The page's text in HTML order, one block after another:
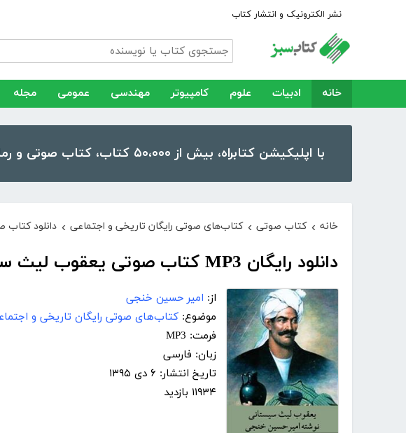
نشر الکترونیک و انتشار کتاب
خانه ادبیات علوم کامپیوتر مهندسی عمومی مجله
با اپلیکیشن کتابراه، بیش از ۵۰،۰۰۰ کتاب، کتاب صوتی و رمان را در موبایل و تبلت خود داشته باشید!
خانه › کتاب صوتی › کتاب‌های صوتی رایگان تاریخی و اجتماعی › دانلود
دانلود رایگان MP3 کتاب صوتی یعقوب لیث سیستانی
از: امیر حسین خنجی
موضوع: کتاب‌های صوتی رایگان تاریخی و
فرمت: MP3
زبان: فارسی
تاریخ انتشار: ۶ دی ۱۳۹۵
۱۱۹۳۴ بازدید